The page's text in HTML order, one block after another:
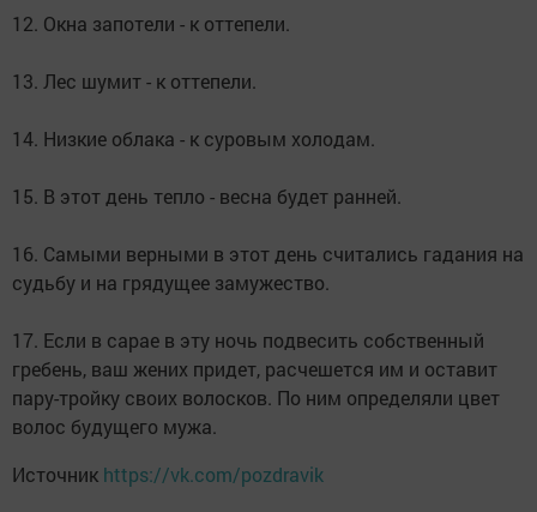
12. Окна запотели - к оттепели.
13. Лес шумит - к оттепели.
14. Низкие облака - к суровым холодам.
15. В этот день тепло - весна будет ранней.
16. Самыми верными в этот день считались гадания на
судьбу и на грядущее замужество.
17. Если в сарае в эту ночь подвесить собственный
гребень, ваш жених придет, расчешется им и оставит
пару-тройку своих волосков. По ним определяли цвет
волос будущего мужа.
Источник https://vk.com/pozdravik